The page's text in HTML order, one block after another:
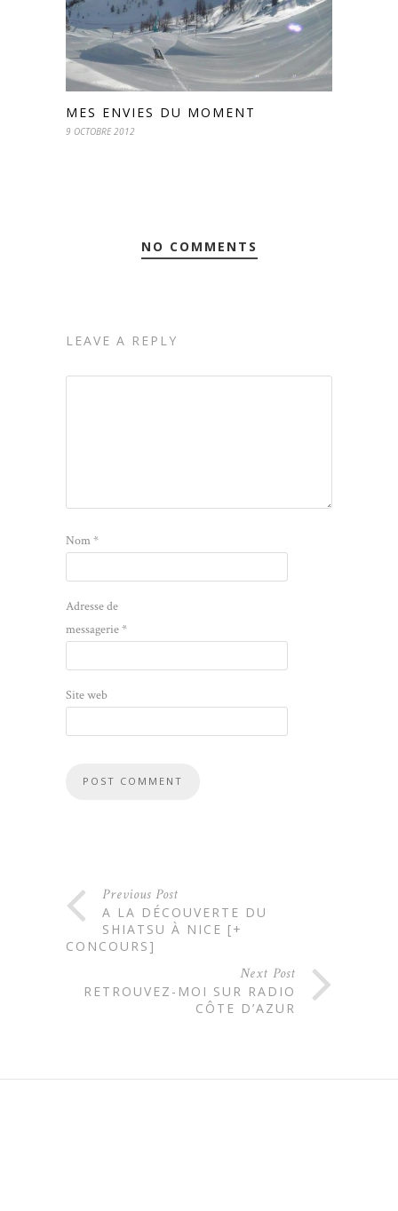
MES ENVIES DU MOMENT
9 OCTOBRE 2012
NO COMMENTS
LEAVE A REPLY
Nom*
Adresse de
messagerie*
Site web
Previous Post
A LA DÉCOUVERTE DU
SHIATSU À NICE [+
CONCOURS]
Next Post
RETROUVEZ-MOI SUR RADIO
CÔTE D’AZUR